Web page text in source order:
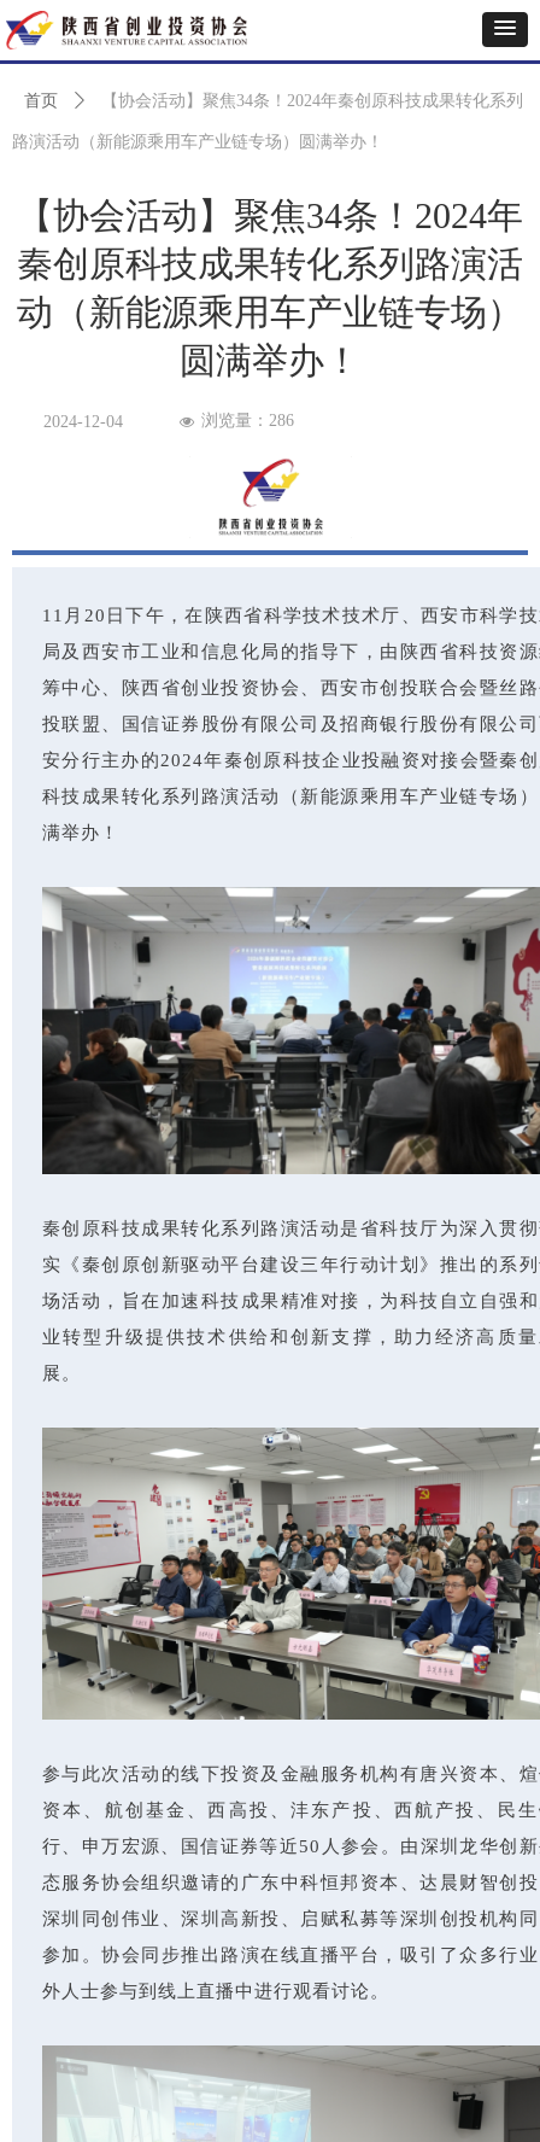
【协会活动】聚焦34条！2024年
秦创原科技成果转化系列路演活
动（新能源乘用车产业链专场）
圆满举办！
11月20日下午，在陕西省科学技术技术厅、西安市科学
局及西安市工业和信息化局的指导下，由陕西省科技资
筹中心、陕西省创业投资协会、西安市创投联合会暨丝
投联盟、国信证券股份有限公司及招商银行股份有限公
安分行主办的2024年秦创原科技企业投融资对接会暨秦
科技成果转化系列路演活动（新能源乘用车产业链专场
满举办！
秦创原科技成果转化系列路演活动是省科技厅为深入贯
实《秦创原创新驱动平台建设三年行动计划》推出的系
场活动，旨在加速科技成果精准对接，为科技自立自强
业转型升级提供技术供给和创新支撑，助力经济高质
展。
参与此次活动的线下投资及金融服务机构有唐兴资本、
资本、航创基金、西高投、沣东产投、西航产投、民
行、申万宏源、国信证券等近50人参会。由深圳龙华创
态服务协会组织邀请的广东中科恒邦资本、达晨财智创
深圳同创伟业、深圳高新投、启赋私募等深圳创投机构
参加。协会同步推出路演在线直播平台，吸引了众多行
外人士参与到线上直播中进行观看讨论。
2024-12-04 넶 浏览量： 286
首页 ꄲ 【协会活动】聚焦34条！2024年秦创原科技成果转化系列
路演活动（新能源乘用车产业链专场）圆满举办！